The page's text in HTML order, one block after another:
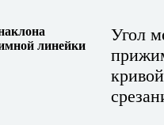
линейки
Угол